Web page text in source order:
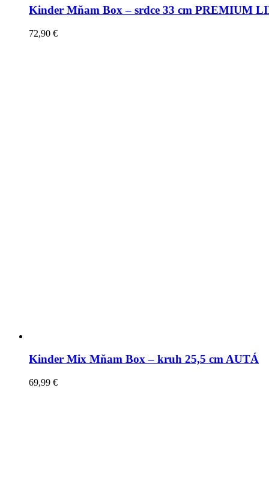
Kinder Mňam Box – srdce 33 cm PREMIUM
72,90 €
Kinder Mix Mňam Box – kruh 25,5 cm AUTÁ
69,99 €